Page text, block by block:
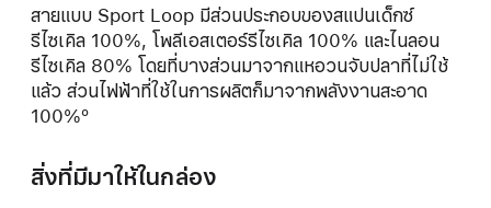
สายแบบ Sport Loop มีส่วนประกอบของสแปนเด็กซ์
รีไซเคิล 100%, โพลีเอสเตอร์รีไซเคิล 100% และไนลอน
รีไซเคิล 80% โดยที่บางส่วนมาจากแหอวนจับปลาที่ไม่ใช้
แล้ว ส่วนไฟฟ้าที่ใช้ในการผลิตก็มาจากพลังงานสะอาด
100%º
สิ่งที่มีมาให้ในกล่อง